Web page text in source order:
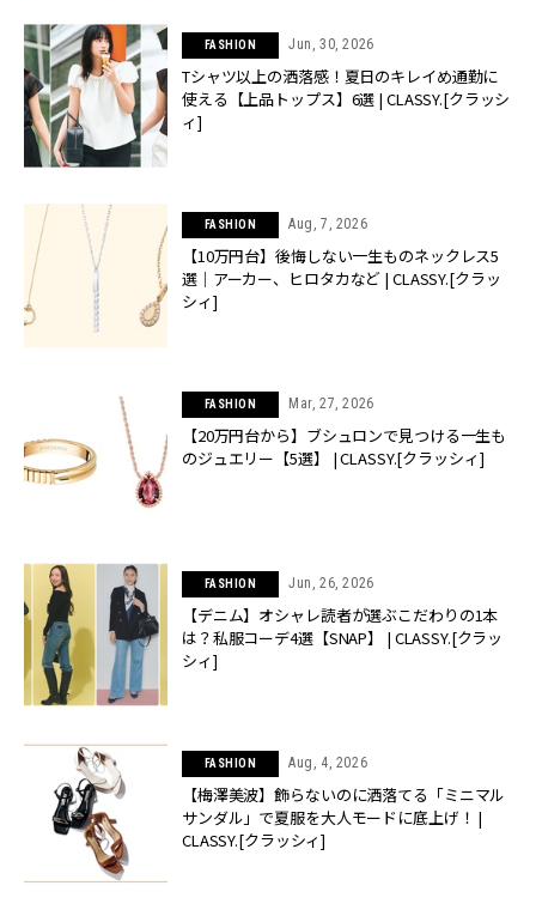
FASHION Jun, 30, 2026
Tシャツ以上の洒落感！夏日のキレイめ通勤に
使える【上品トップス】6選 | CLASSY.[クラッシ
ィ]
FASHION Aug, 7, 2026
【10万円台】後悔しない一生ものネックレス5
選｜アーカー、ヒロタカなど | CLASSY.[クラッ
シィ]
FASHION Mar, 27, 2026
【20万円台から】ブシュロンで見つける一生も
のジュエリー【5選】 | CLASSY.[クラッシィ]
FASHION Jun, 26, 2026
【デニム】オシャレ読者が選ぶこだわりの1本
は？私服コーデ4選【SNAP】 | CLASSY.[クラッ
シィ]
FASHION Aug, 4, 2026
【梅澤美波】飾らないのに洒落てる「ミニマル
サンダル」で夏服を大人モードに底上げ！ |
CLASSY.[クラッシィ]